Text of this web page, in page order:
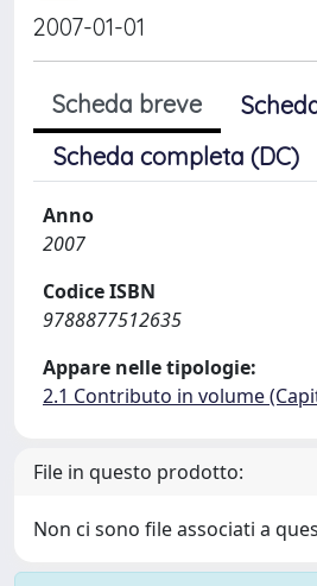
2007-01-01
Scheda breve
Scheda completa (DC)
Anno
2007
Codice ISBN
9788877512635
Appare nelle tipologie:
2.1 Contributo in volume
File in questo prodotto:
Non ci sono file associati a